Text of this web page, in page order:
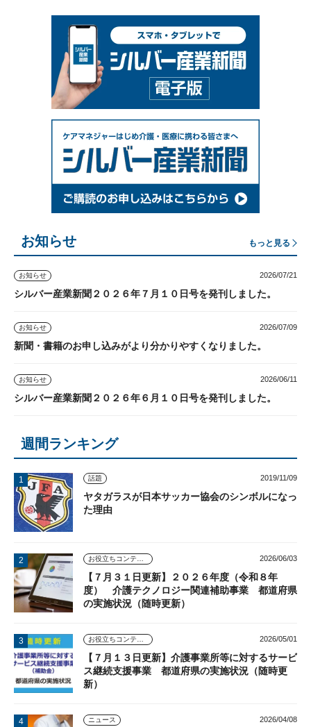
お知らせ もっと見る
お知らせ 2026/07/21
シルバー産業新聞２０２６年７月１０日号を発刊しました。
お知らせ 2026/07/09
新聞・書籍のお申し込みがより分かりやすくなりました。
お知らせ 2026/06/11
シルバー産業新聞２０２６年６月１０日号を発刊しました。
週間ランキング
話題 2019/11/09
ヤタガラスが日本サッカー協会のシンボルになっ
た理由
お役立ちコンテンツ 2026/06/03
【７月３１日更新】２０２６年度（令和８年
度） 介護テクノロジー関連補助事業 都道府県
の実施状況（随時更新）
お役立ちコンテンツ 2026/05/01
【７月１３日更新】介護事業所等に対するサービ
ス継続支援事業 都道府県の実施状況（随時更
新）
ニュース 2026/04/08